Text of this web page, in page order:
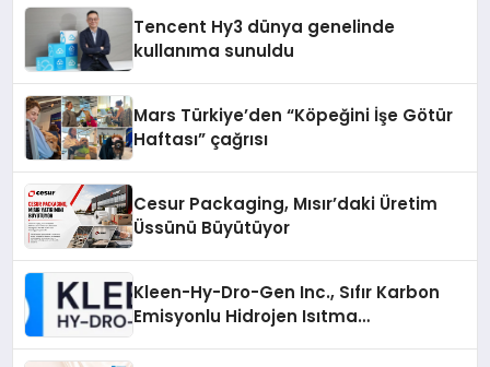
Tencent Hy3 dünya genelinde
kullanıma sunuldu
Mars Türkiye’den “Köpeğini İşe Götür
Haftası” çağrısı
Cesur Packaging, Mısır’daki Üretim
Üssünü Büyütüyor
Kleen-Hy-Dro-Gen Inc., Sıfır Karbon
Emisyonlu Hidrojen Isıtma